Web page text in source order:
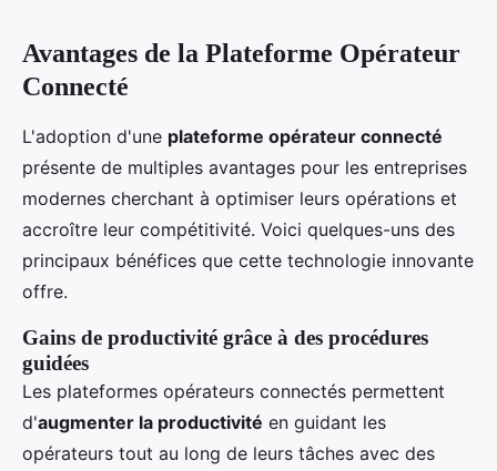
Avantages de la Plateforme Opérateur
Connecté
L'adoption d'une plateforme opérateur connecté
présente de multiples avantages pour les entreprises
modernes cherchant à optimiser leurs opérations et
accroître leur compétitivité. Voici quelques-uns des
principaux bénéfices que cette technologie innovante
offre.
Gains de productivité grâce à des procédures
guidées
Les plateformes opérateurs connectés permettent
d'augmenter la productivité en guidant les
opérateurs tout au long de leurs tâches avec des